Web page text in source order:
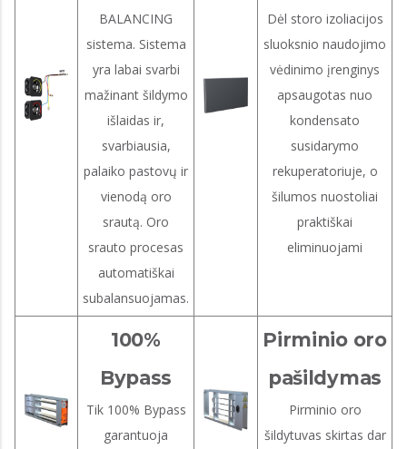
BALANCING
sistema. Sistema
yra labai svarbi
mažinant šildymo
išlaidas ir,
svarbiausia,
palaiko pastovų ir
vienodą oro
srautą. Oro
srauto procesas
automatiškai
subalansuojamas.
Dėl storo izoliacijos
sluoksnio naudojimo
vėdinimo įrenginys
apsaugotas nuo
kondensato
susidarymo
rekuperatoriuje, o
šilumos nuostoliai
praktiškai
eliminuojami
100%
Bypass
Tik 100% Bypass
garantuoja
Pirminio oro
pašildymas
Pirminio oro
šildytuvas skirtas dar